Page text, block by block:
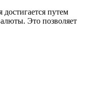
путем
Это позволяет